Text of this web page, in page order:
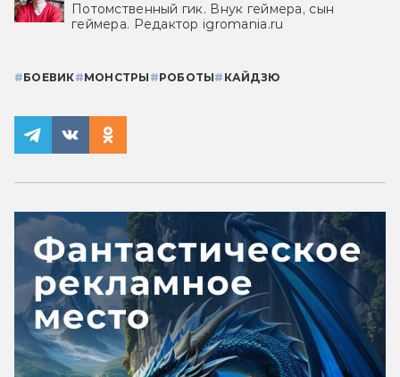
Потомственный гик. Внук геймера, сын
геймера. Редактор igromania.ru
#БОЕВИК#МОНСТРЫ #РОБОТЫ# КАЙДЗЮ